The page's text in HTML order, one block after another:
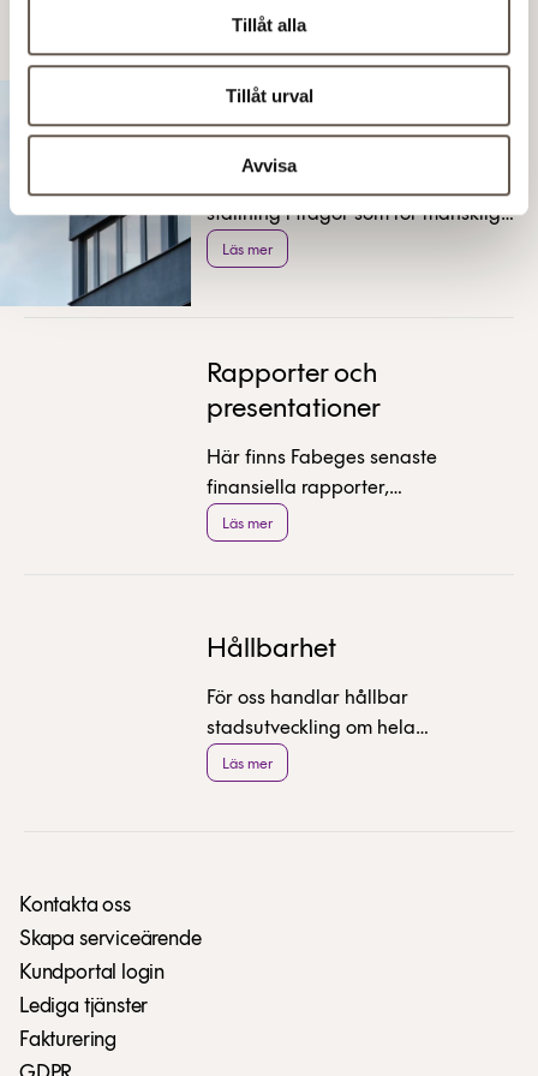
Tillåt alla
Tillåt urval
Avvisa
Läs även
Uppförandekod
ställning i frågor som rör mänskliga
rättigheter, arbetsvillkor, miljö,
affärsetik och kommunikation.
Läs mer
Rapporter och
presentationer
Här finns Fabeges senaste
finansiella rapporter,
rapportpresentationer och
webbsändningar. Du kan ladda ner
Läs mer
Hållbarhet
För oss handlar hållbar
stadsutveckling om hela
människan, hela företaget, hela
platsen. Hela tiden. Klicka för att
Läs mer
Kontakta oss
Skapa serviceärende
Kundportal login
Lediga tjänster
Fakturering